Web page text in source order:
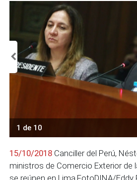
1 de 10
15/10/2018 Canciller del Perú,
ministros de Comercio Exterior de
se reúnen en Lima.FotoDINA/Eddy